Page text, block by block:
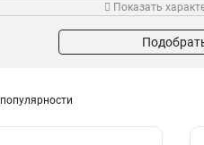
Показать
популярности